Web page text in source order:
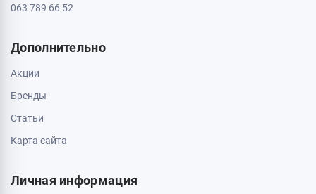
063 789 66 52
Дополнительно
Акции
Бренды
Статьи
Карта сайта
Личная информация